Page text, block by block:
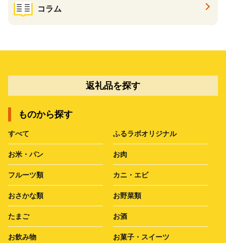
コラム
返礼品を探す
ものから探す
すべて ふるラボオリジナル
お米・パン お肉
フルーツ類 カニ・エビ
おさかな類 お野菜類
たまご お酒
お飲み物 お菓子・スイーツ